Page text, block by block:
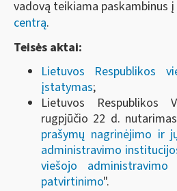
vadovą teikiama paskambinus į
centrą.
Teisės aktai:
Lietuvos Respublikos
įstatymas;
Lietuvos Respublikos
rugpjūčio 22 d.
prašymų nagrinėjimo ir
administravimo
viešojo administravimo
patvirtinimo".